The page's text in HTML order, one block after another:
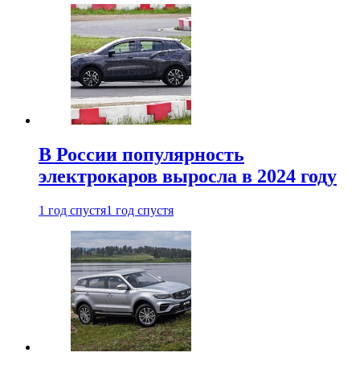
В России популярность
электрокаров выросла в 2024 году
1 год спустя1 год спустя